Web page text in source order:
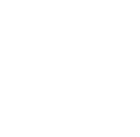
理念，致力創造「快
並存。學校營造輕鬆
習。
學校經常獎勵